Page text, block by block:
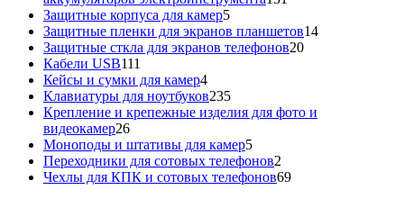
Защитные корпуса для камер55
товаров
Защитные пленки для экранов планшетов1414
Защитные сткла для экранов телефонов2020
Кабели USB111
товаров
Кейсы и сумки для камер44
товара
Клавиатуры для ноутбуков235235
товаров
Крепление и крепежные изделия для фото и
видеокамер2626
товаров
Моноподы и штативы для камер55
товаров
Переходники для сотовых телефонов2
товара
Чехлы для КПК и сотовых телефонов6969